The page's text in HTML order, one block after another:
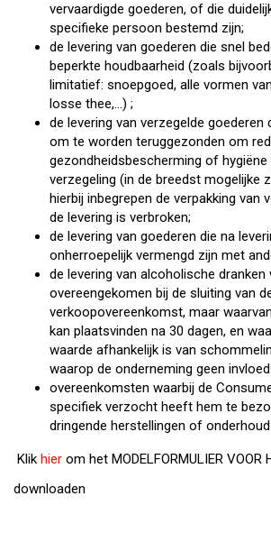
vervaardigde goederen, of die
specifieke persoon bestemd zijn;
de levering van goederen die snel
beperkte houdbaarheid (zoals
limitatief: snoepgoed, alle vormen
losse thee,…) ;
de levering van verzegelde goederen
om te worden teruggezonden om
gezondheidsbescherming of hygiëne
verzegeling (in de breedst mogelijke
hierbij inbegrepen de verpakking van
de levering is verbroken;
de levering van goederen die na
onherroepelijk vermengd zijn met
de levering van alcoholische dranken
overeengekomen bij de sluiting van
verkoopovereenkomst, maar
kan plaatsvinden na 30 dagen, en
waarde afhankelijk is van
waarop de onderneming geen
overeenkomsten waarbij de
specifiek verzocht heeft hem te
dringende herstellingen of
Klik hier om het MODELFORMULIER VOOR
downloaden